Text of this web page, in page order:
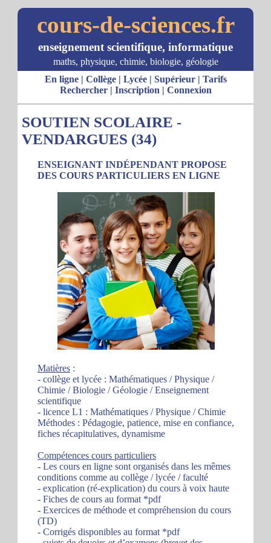
cours-de-sciences.fr
enseignement scientifique, informatique
maths, physique, chimie, biologie, géologie
En ligne| Collège| Lycée| Supérieur| Tarifs
Rechercher| Inscription | Connexion
SOUTIEN SCOLAIRE -
VENDARGUES (34)
ENSEIGNANT INDÉPENDANT PROPOSE
DES COURS PARTICULIERS EN LIGNE
Matières :
- collège et lycée : Mathématiques / Physique /
Chimie / Biologie / Géologie / Enseignement
scientifique
- licence L1 : Mathématiques / Physique / Chimie
Méthodes : Pédagogie, patience, mise en confiance,
fiches récapitulatives, dynamisme
Compétences cours particuliers
- Les cours en ligne sont organisés dans les mêmes
conditions comme au collège / lycée / faculté
- explication (ré-explication) du cours à voix haute
- Fiches de cours au format *pdf
- Exercices de méthode et compréhension du cours
(TD)
- Corrigés disponibles au format *pdf